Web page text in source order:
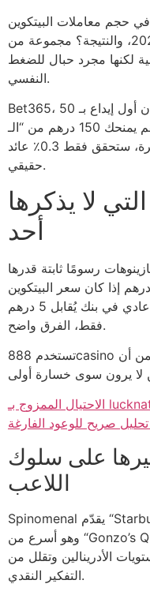
شهدت ارتفاعًا بنسبة 27٪ في حجم معاملات البيتكوين
عبر منصات الألعاب منذ عام 2021، والنتيجة؟ مجموعة من
لكنها مجرد حبال للضغط
النفسي.
Bet365، رغم أن اسمه يخرق الحرفية، يزعم أن أول إيداع بـ 50
درهم يمنحك 150 درهم من “الـ VIP” المزعوم. وفي الواقع، إذا
حسبت نسبة العائد إلى المخاطرة، ستحقق فقط 0.3٪ عائد
حقيقي.
لا يذكرها
أحد
رسومًا ثابتة قدرها
0.001 بيتكوين، ما يعادل تقريبًا 30 درهم إذا كان سعر البيتكوين
30,000 درهم. بالمقارنة مع سحب عادي في بنك يُقابل 5 درهم
فقط، الفرق واضح.
تستخدم 888casino خوارزمية “مكعب التوزيع” التي تضمن أن
الاحتيال الممزوج بـ lucknation casino 170 free spins
صريح للوعود الفارغة
على سلوك
اللاعب
Spinomenal يقدّم “Starburst” بوقت دوران متوسط 3 ثوانٍ،
وهو أسرع من “Gonzo’s Quest” الذي يحتاج 5 ثوانٍ للانتقال بين
الأدرينالين وتقلل من
التفكير النقدي.